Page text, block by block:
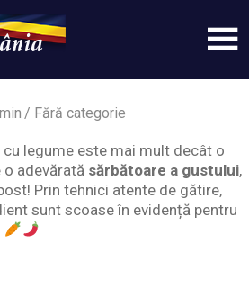
Fără categorie
legume este mai mult decât o
adevărată sărbătoare a gustului,
Prin tehnici atente de gătire,
sunt scoase în evidență pentru